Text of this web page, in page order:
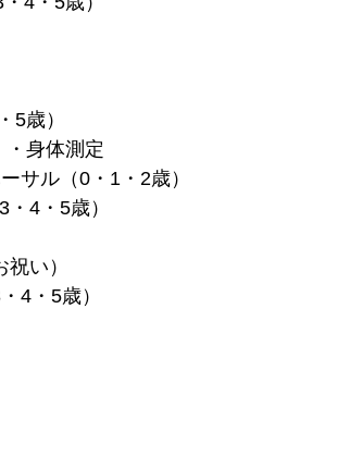
5歳）
・身体測定
サル（0・1・2歳）
4・5歳）
い）
4・5歳）